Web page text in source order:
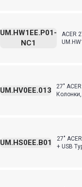
ACER
UM.HW1EE.P01-
NC1
27"
UM.HV0EE.013
27"
+ USB
UM.HS0EE.B01